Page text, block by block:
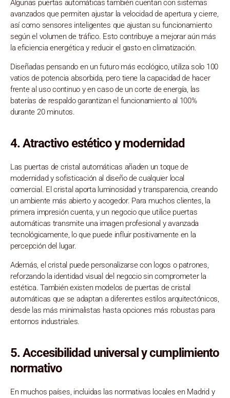
Algunas puertas automáticas también cuentan con sistemas
avanzados que permiten ajustar la velocidad de apertura y cierre,
así como sensores inteligentes que ajustan su funcionamiento
según el volumen de tráfico. Esto contribuye a mejorar aún más
la eficiencia energética y reducir el gasto en climatización.
Diseñadas pensando en un futuro más ecológico, utiliza solo 100
vatios de potencia absorbida, pero tiene la capacidad de hacer
frente al uso continuo y en caso de un corte de energía, las
baterías de respaldo garantizan el funcionamiento al 100%
durante 20 minutos.
4.Atractivo estético y modernidad
Las puertas de cristal automáticas añaden un toque de
modernidad y sofisticación al diseño de cualquier local
comercial. El cristal aporta luminosidad y transparencia, creando
un ambiente más abierto y acogedor. Para muchos clientes, la
primera impresión cuenta, y un negocio que utilice puertas
automáticas transmite una imagen profesional y avanzada
tecnológicamente, lo que puede influir positivamente en la
percepción del lugar.
Además, el cristal puede personalizarse con logos o patrones,
reforzando la identidad visual del negocio sin comprometer la
estética. También existen modelos de puertas de cristal
automáticas que se adaptan a diferentes estilos arquitectónicos,
desde las más minimalistas hasta opciones más robustas para
entornos industriales.
5.Accesibilidad universal y cumplimiento
normativo
En muchos países, incluidas las normativas locales en Madrid y